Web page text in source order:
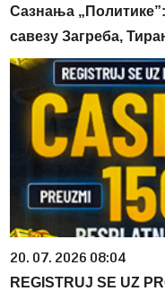
Сазнања
савезу Загреба,
20. 07. 2026 08:04
REGISTRUJ SE UZ